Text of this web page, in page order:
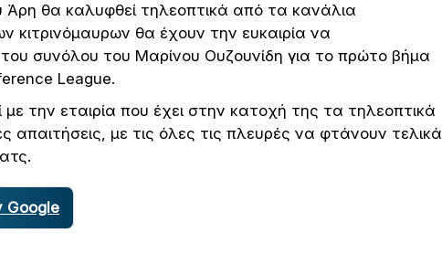
Άρη θα καλυφθεί τηλεοπτικά από τα κανάλια
κιτρινόμαυρων θα έχουν την ευκαιρία να
συνόλου του Μαρίνου Ουζουνίδη για το πρώτο βήμα
League.
την εταιρία που έχει στην κατοχή της τα τηλεοπτικά
απαιτήσεις, με τις όλες τις πλευρές να φτάνουν τελικά
Google